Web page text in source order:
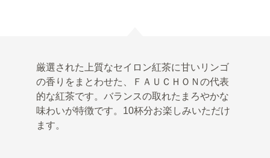
厳選された上質なセイロン紅茶に甘いリンゴ
の香りをまとわせた、ＦＡＵＣＨＯＮの代表
的な紅茶です。バランスの取れたまろやかな
味わいが特徴です。10杯分お楽しみいただけ
ます。